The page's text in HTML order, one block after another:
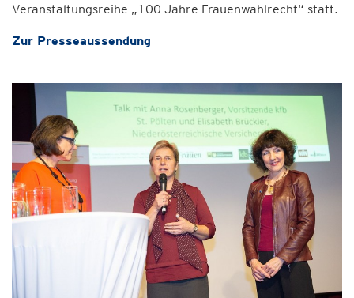
Veranstaltungsreihe „100 Jahre Frauenwahlrecht“ statt.
Zur Presseaussendung